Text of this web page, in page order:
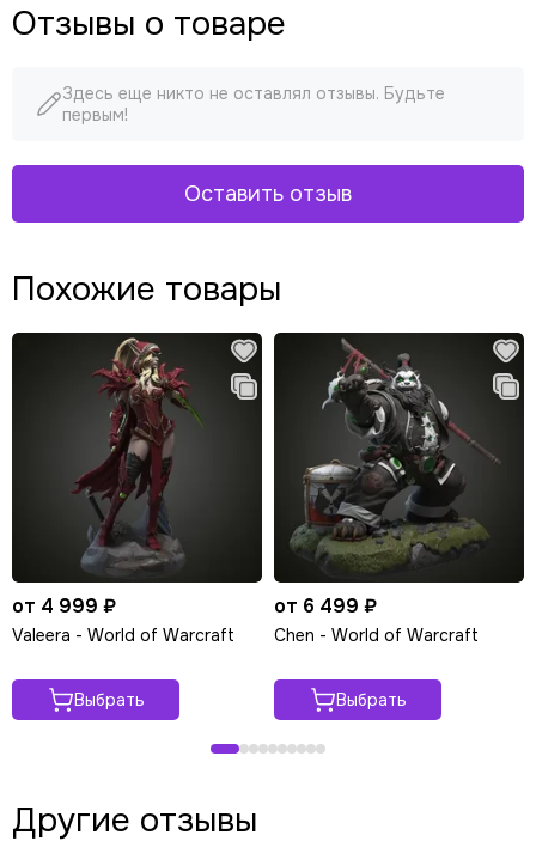
Отзывы о товаре
Здесь еще никто не оставлял отзывы. Будьте
первым!
Оставить отзыв
Похожие товары
от 4 999 ₽
Valeera - World of Warcraft
Выбрать
от 6 499 ₽
Chen - World of Warcraft
Выбрать
Другие отзывы